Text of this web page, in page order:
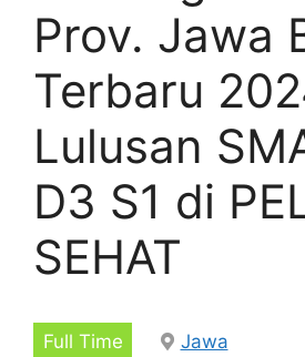
Prov. Jawa
Terbaru
Lulusan
D3 S1 di
SEHAT
Full Time
Jawa